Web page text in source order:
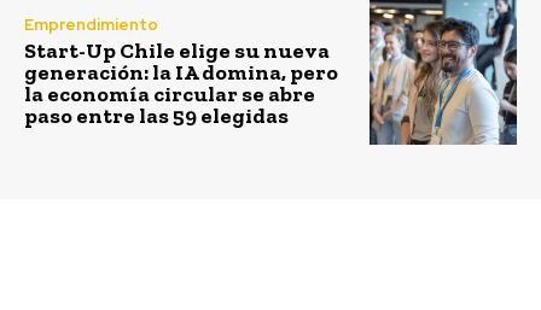
Emprendimiento
Start-Up Chile elige su nueva
generación: la IA domina, pero
la economía circular se abre
paso entre las 59 elegidas